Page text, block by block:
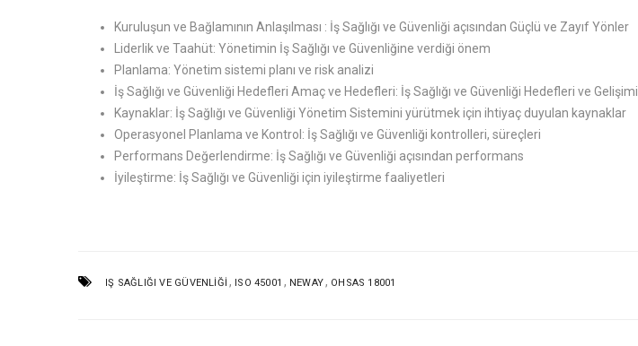
Kuruluşun ve Bağlamının Anlaşılması : İş Sağlığı ve Güvenliği açısından Güçlü ve Zayıf Yönler
Liderlik ve Taahüt​: Yönetimin İş Sağlığı ve Güvenliğine verdiği önem
Planlama: Yönetim sistemi planı ve risk analizi
İş Sağlığı ve Güvenliği Hedefleri Amaç ve Hedefleri: İş Sağlığı ve Güvenliği Hedefleri ve Gelişimi
Kaynaklar: İş Sağlığı ve Güvenliği Yönetim Sistemini yürütmek için ihtiyaç duyulan kaynaklar
Operasyonel Planlama ve Kontrol: İş Sağlığı ve Güvenliği kontrolleri, süreçleri
Performans Değerlendirme: İş Sağlığı ve Güvenliği açısından performans
İyileştirme: İş Sağlığı ve Güvenliği için iyileştirme faaliyetleri
IŞ SAĞLIĞI VE GÜVENLIĞI , ISO 45001 , NEWAY, OHSAS 18001